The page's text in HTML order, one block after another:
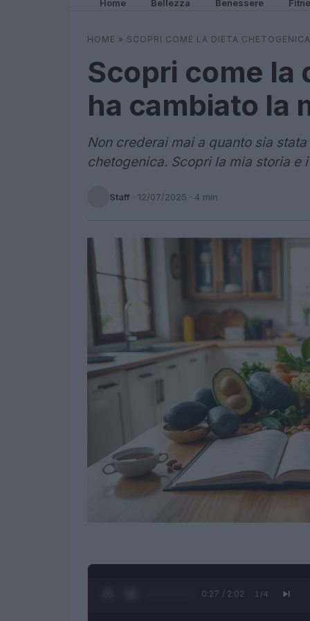
Home Bellezza Benessere
HOME » SCOPRI COME LA DIETA
Scopri come la
ha cambiato la
Non crederai mai a quanto sia
chetogenica. Scopri la mia storia e
Staff · 12/07/2025 · 4 min
0:28 / 2:02 1 /4